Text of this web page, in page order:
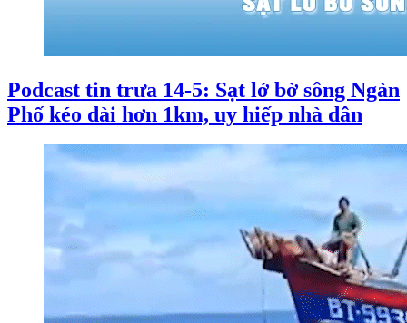
Podcast tin trưa 14-5: Sạt lở bờ sông Ngàn
Phố kéo dài hơn 1km, uy hiếp nhà dân